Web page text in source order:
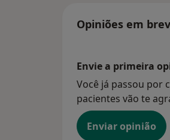
Opiniões em
Envie a primeira
Você já passou por
pacientes vão te
Enviar opinião